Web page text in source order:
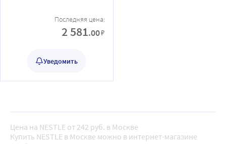
Последняя цена:
2 581.00₽
Уведомить
Цена на NESTLE от 242 руб. в Москве
Купить NESTLE в Москве можно в интернет-магазине